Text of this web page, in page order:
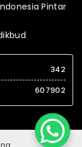
Pintar
342
607902